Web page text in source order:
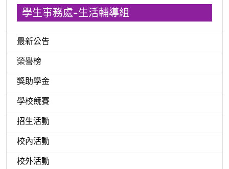
學生事務處-生活輔導組
最新公告
榮譽榜
獎助學金
學校競賽
招生活動
校內活動
校外活動